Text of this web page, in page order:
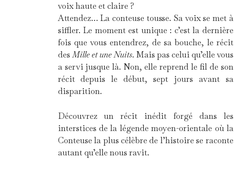
voix haute et claire ?
Attendez… La conteuse tousse. Sa voix se met à
siffler. Le moment est unique : c’est la dernière
fois que vous entendrez, de sa bouche, le récit
desMille et une Nuits. Mais pas celui qu’elle vous
a servi jusque là. Non, elle reprend le fil de son
récit depuis le début, sept jours avant sa
disparition.
Découvrez un récit inédit forgé dans les
interstices de la légende moyen-orientale où la
Conteuse la plus célèbre de l’histoire se raconte
autant qu’elle nous ravit.